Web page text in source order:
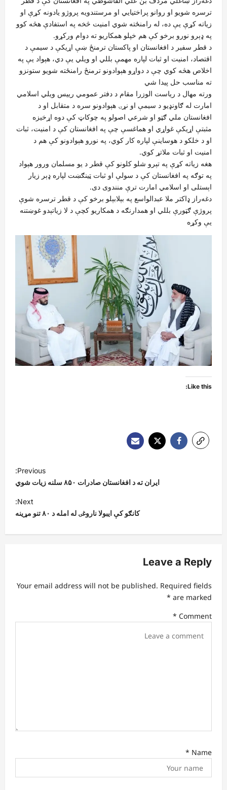
ترسره شویو او روانو پراختیایي او مرستندویه پروژو یادونه کړې او
زیاته کړې یې ده، له رامنځته شوي امنیت څخه په استفادې هڅه کوو
په ډېرو نورو برخو کې هم خپلو همکاریو ته دوام ورکړو.
د قطر سفیر د افغانستان او پاکستان ترمنځ ښې اړیکې د سیمې د
اقتصاد، امنیت او ثبات لپاره مهمې بللي او ویلي یې دي، هېواد یې په
اخلاص هڅه کوي چې د دواړو هېوادونو ترمنځ رامنځته شویو ستونزو
ته مناسب حل پیدا شي
ورته مهال د ریاست الوزرا مقام د دفتر عمومي رییس ویلي اسلامي
امارت له ګاونډیو د سیمې او نړۍ هېوادونو سره د متقابل او د
افغانستان ملي ګټو او شرعي اصولو په چوکاټ کې دوه اړخیزه
مثبتې اړیکې غواړي او هماغسې چې په افغانستان کې د امنیت، ثبات
او د خلکو د هوساینې لپاره کار کوي، په نورو هېوادونو کې هم د
امنیت او ثبات ملاتړ کوي.
هغه زیاته کړې په تېرو شلو کلونو کې قطر د یو مسلمان ورور هېواد
په توګه په افغانستان کې د سولې او ثبات ټینګښت لپاره ډېر زیار
اېستلی او اسلامي امارت ترې منندوی دی.
دغه‌راز ډاکتر ملا عبدالواسع په بېلابېلو برخو کې د قطر ترسره شوې
پروژې ګټورې بللي او همدارنګه د همکاریو کچې د لا زیاتېدو غوښتنه
یې وکړه
Like this:
v
g
t
Previous:
ایران ته د افغانستان صادرات ۸۵۰ سلنه زیات شوي
Next:
کانګو کې ايبولا ناروغۍ له امله د ۸۰ تنو مړینه
Leave a Reply
Your email address will not be published. Required fields
are marked
*
Comment
*
Name
*